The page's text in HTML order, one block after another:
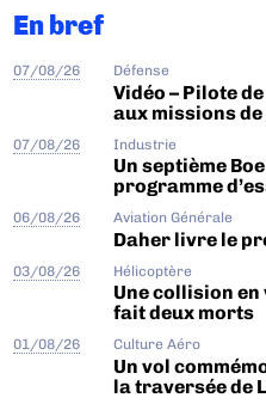
En bref
07/08/26 Défense
Vidéo – Pilote
aux missions
07/08/26 Industrie
Un septième
programme
06/08/26 Aviation Générale
Daher livre le
03/08/26 Hélicoptère
Une collision en
fait deux morts
01/08/26 Culture Aéro
Un vol
la traversée de